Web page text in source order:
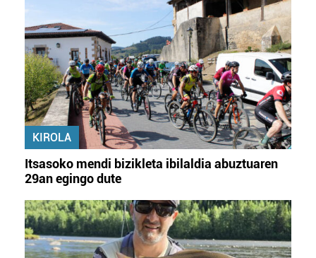
KIROLA
Itsasoko mendi bizikleta ibilaldia abuztuaren
29an egingo dute